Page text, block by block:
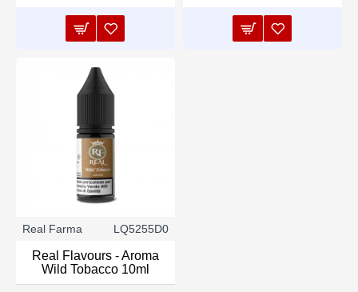
Real Farma LQ5255D0
Real Flavours - Aroma
Wild Tobacco 10ml